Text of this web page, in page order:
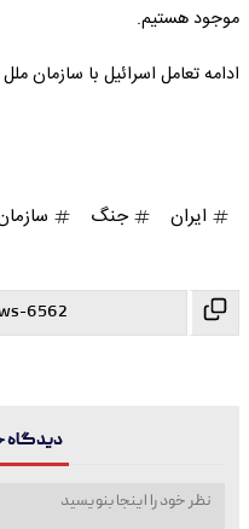
موجود هستیم.
ادامه تعامل اسرائیل با سازمان
ایران جنگ
دیدگاه